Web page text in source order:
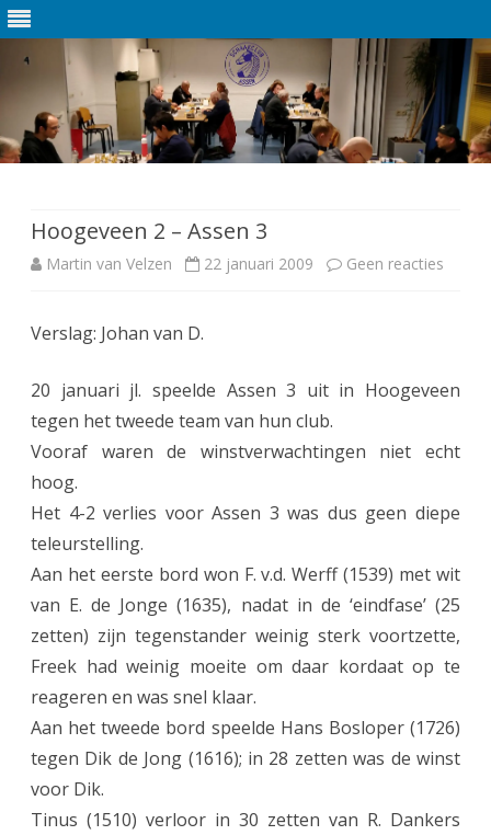
de
inhoud
Hoogeveen 2 – Assen 3
Martin van Velzen 22 januari 2009 Geen reacties
g
e
e
n
–
A
Verslag: Johan van D.
20 januari jl. speelde Assen 3 uit in Hoogeveen
tegen het tweede team van hun club.
Vooraf waren de winstverwachtingen niet echt
hoog.
Het 4-2 verlies voor Assen 3 was dus geen diepe
teleurstelling.
Aan het eerste bord won F. v.d. Werff (1539) met wit
van E. de Jonge (1635), nadat in de ‘eindfase’ (25
zetten) zijn tegenstander weinig sterk voortzette,
Freek had weinig moeite om daar kordaat op te
reageren en was snel klaar.
Aan het tweede bord speelde Hans Bosloper (1726)
tegen Dik de Jong (1616); in 28 zetten was de winst
voor Dik.
Tinus (1510) verloor in 30 zetten van R. Dankers